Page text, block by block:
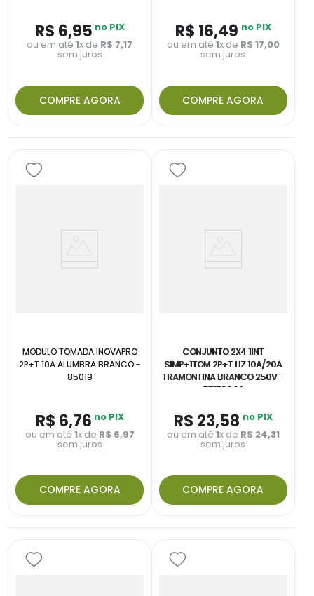
R$ 6,95 no PIX
ou em até1x de R$ 7,17
sem juros
COMPRE AGORA
R$ 16,49 no PIX
ou em até 1x de R$ 17,00
sem juros
COMPRE AGORA
MODULO TOMADA INOVAPRO
2P+T 10A ALUMBRA BRANCO -
85019
R$ 6,76 no PIX
ou em até 1x de R$ 6,97
sem juros
COMPRE AGORA
CONJUNTO 2X4 1INT
SIMP+1TOM 2P+T LIZ 10A/20A
TRAMONTINA BRANCO 250V -
57170044
R$ 23,58 no PIX
ou em até 1x de R$ 24,31
sem juros
COMPRE AGORA